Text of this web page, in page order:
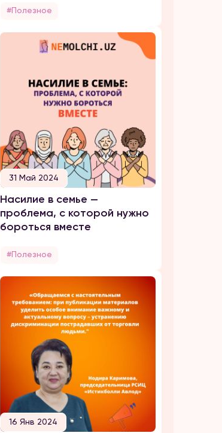
#Полезное
31 Май 2024
Насилие в семье —
проблема, с которой нужно
бороться вместе
#Полезное
16 Янв 2024